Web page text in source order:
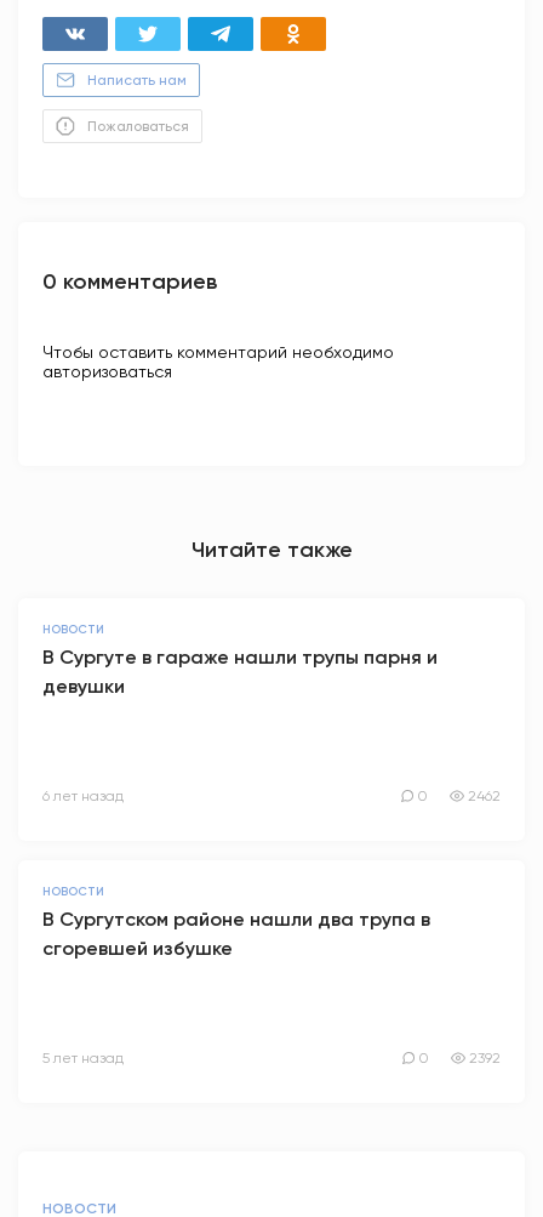
Написать нам
Пожаловаться
0 комментариев
Чтобы оставить комментарий необходимо
авторизоваться
Читайте также
НОВОСТИ
В Сургуте в гараже нашли трупы парня и
девушки
6 лет назад 0 2462
НОВОСТИ
В Сургутском районе нашли два трупа в
сгоревшей избушке
5 лет назад 0 2392
НОВОСТИ